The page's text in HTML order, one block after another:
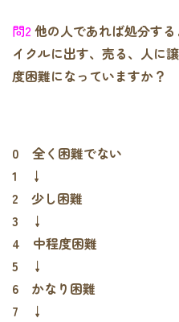
問2 他の人であれば処分す
イクルに出す、売る、人に
度困難になっていますか？
0 全く困難でない
1 ↓
2 少し困難
3 ↓
4 中程度困難
5 ↓
6 かなり困難
7 ↓